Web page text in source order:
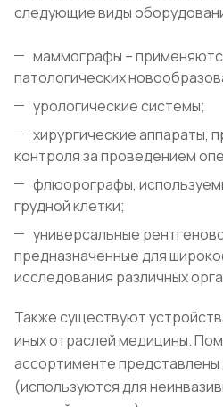
следующие виды
маммографы –
патологических
урологические системы;
хирургические аппараты,
контроля за проведением
флюорографы,
грудной клетки;
универсальные
предназначенные для
исследования различных
Также существуют
иных отраслей медицины.
ассортименте
(используются для